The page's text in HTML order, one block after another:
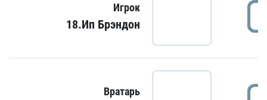
Игрок
18.Ип Брэндон
Вратарь